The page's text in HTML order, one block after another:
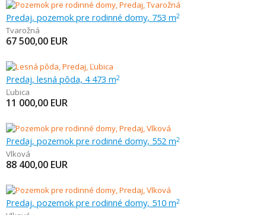
Predaj, pozemok pre rodinné domy, 753 m2
Tvarožná
67 500,00 EUR
Predaj, lesná pôda, 4 473 m2
Ľubica
11 000,00 EUR
Predaj, pozemok pre rodinné domy, 552 m2
Vlková
88 400,00 EUR
Predaj, pozemok pre rodinné domy, 510 m2